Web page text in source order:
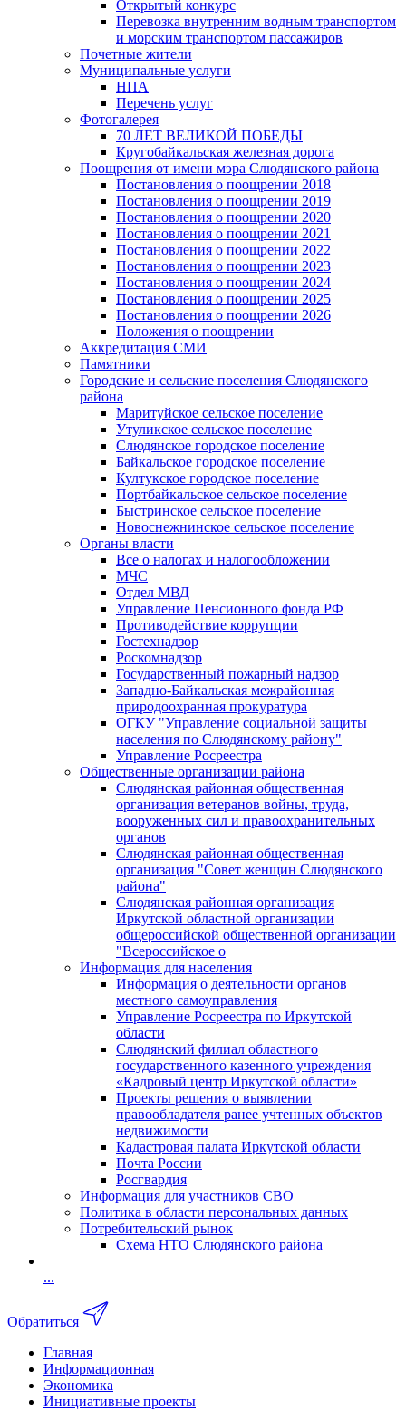
Открытый конкурс
Перевозка внутренним водным транспортом
и морским транспортом пассажиров
Почетные жители
Муниципальные услуги
НПА
Перечень услуг
Фотогалерея
70 ЛЕТ ВЕЛИКОЙ ПОБЕДЫ
Кругобайкальская железная дорога
Поощрения от имени мэра Слюдянского района
Постановления о поощрении 2018
Постановления о поощрении 2019
Постановления о поощрении 2020
Постановления о поощрении 2021
Постановления о поощрении 2022
Постановления о поощрении 2023
Постановления о поощрении 2024
Постановления о поощрении 2025
Постановления о поощрении 2026
Положения о поощрении
Аккредитация СМИ
Памятники
Городские и сельские поселения Слюдянского
района
Маритуйское сельское поселение
Утуликское сельское поселение
Слюдянское городское поселение
Байкальское городское поселение
Култукское городское поселение
Портбайкальское сельское поселение
Быстринское сельское поселение
Новоснежнинское сельское поселение
Органы власти
Все о налогах и налогообложении
МЧС
Отдел МВД
Управление Пенсионного фонда РФ
Противодействие коррупции
Гостехнадзор
Роскомнадзор
Государственный пожарный надзор
Западно-Байкальская межрайонная
природоохранная прокуратура
ОГКУ "Управление социальной защиты
населения по Слюдянскому району"
Управление Росреестра
Общественные организации района
Слюдянская районная общественная
организация ветеранов войны, труда,
вооруженных сил и правоохранительных
органов
Слюдянская районная общественная
организация "Совет женщин Слюдянского
района"
Слюдянская районная организация
Иркутской областной организации
общероссийской общественной организации
"Всероссийское о
Информация для населения
Информация о деятельности органов
местного самоуправления
Управление Росреестра по Иркутской
области
Слюдянский филиал областного
государственного казенного учреждения
«Кадровый центр Иркутской области»
Проекты решения о выявлении
правообладателя ранее учтенных объектов
недвижимости
Кадастровая палата Иркутской области
Почта России
Росгвардия
Информация для участников СВО
Политика в области персональных данных
Потребительский рынок
Схема НТО Слюдянского района
...
Обратиться
Главная
Информационная
Экономика
Инициативные проекты